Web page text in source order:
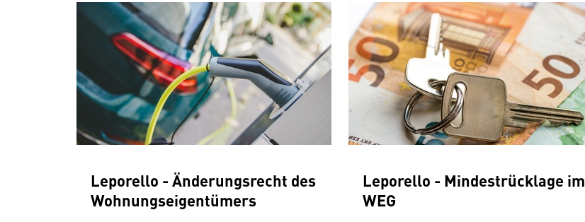
Leporello - Änderungsrecht des
Wohnungseigentümers
Leporello - Mindestrücklage im
WEG